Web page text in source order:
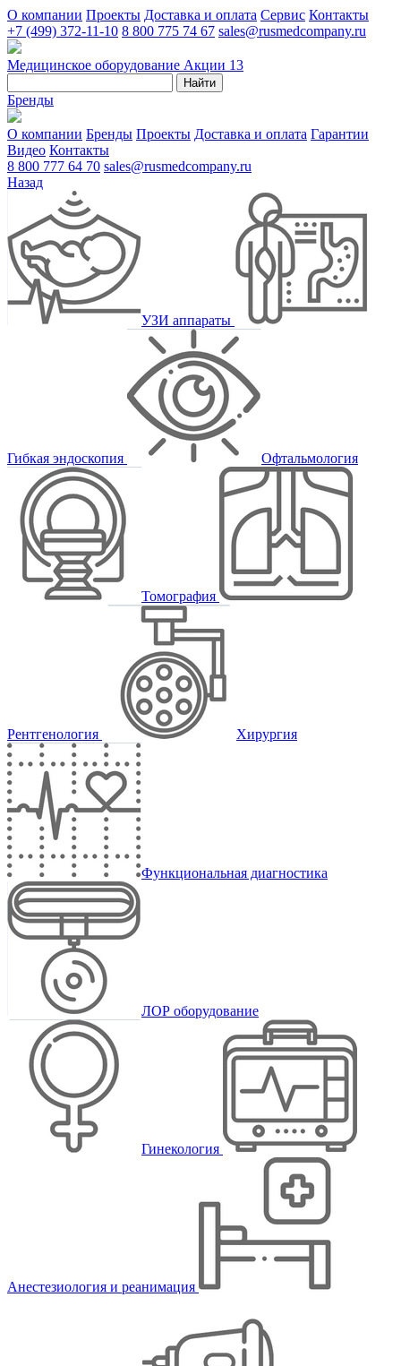
О компании Проекты Доставка и оплата Сервис Контакты
+7 (499) 372-11-10 8 800 775 74 67 sales@rusmedcompany.ru
Медицинское оборудование Акции 13
Найти
Бренды
О компании Бренды Проекты Доставка и оплата Гарантии
Видео Контакты
8 800 777 64 70 sales@rusmedcompany.ru
Назад
УЗИ аппараты
Гибкая эндоскопия Офтальмология
Томография
Рентгенология Хирургия
Функциональная диагностика
ЛОР оборудование
Гинекология
Анестезиология и реанимация